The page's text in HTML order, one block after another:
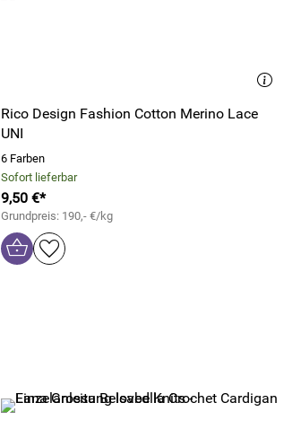
Rico Design Fashion Cotton Merino Lace
UNI
6 Farben
Sofort lieferbar
9,50 €*
Grundpreis: 190,- €/kg